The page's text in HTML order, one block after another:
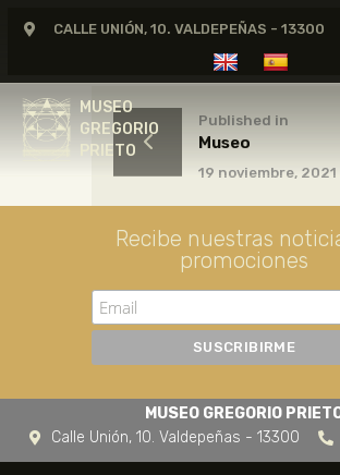
CALLE UNIÓN, 10. VALDEPEÑAS - 13300
MUSEO
GREGORIO
PRIETO
MUSEO
GREGORIO
GREGORIO PRIETO
MUSEO
ARCHIVO
FUNDACIÓN
Published in
Museo
19 noviembre, 2021
Recibe nuestras
promociones
MUSEO GREGORIO
Calle Unión, 10. Valdepeñas - 13300